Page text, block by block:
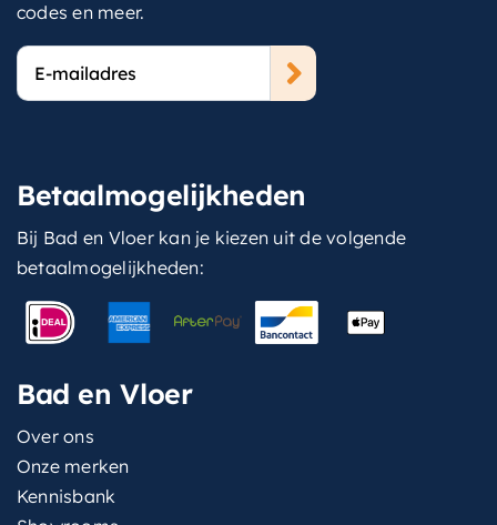
codes en meer.
E-
mailadres
Betaalmogelijkheden
Bij Bad en Vloer kan je kiezen uit de volgende
betaalmogelijkheden:
Bad en Vloer
Over ons
Onze merken
Kennisbank